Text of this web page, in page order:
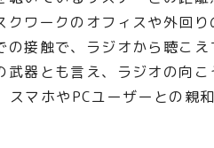
クワークのオフィスや外回
の接触で、ラジオから聴こ
武器とも言え、ラジオの向
マホやPCユーザーとの親